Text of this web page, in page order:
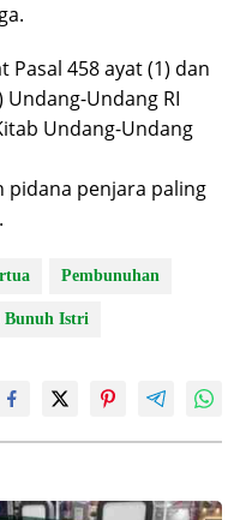
458 ayat (1) dan
Undang-Undang RI
Undang-Undang
pidana penjara paling
Pembunuhan
Bunuh Istri